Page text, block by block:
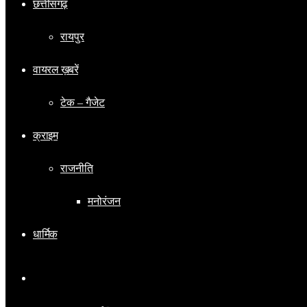
छत्तीसगढ़
रायपुर
वायरल ख़बरें
टेक – गैजेट
क्राइम
राजनीति
मनोरंजन
धार्मिक